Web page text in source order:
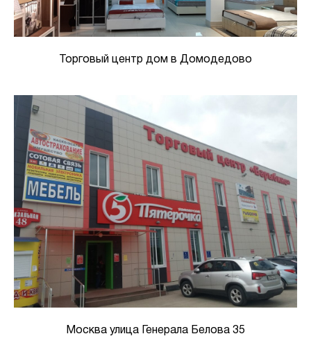
Торговый центр дом в Домодедово
Москва улица Генерала Белова 35